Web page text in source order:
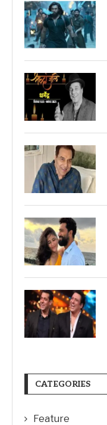
CATEGORIES
Feature